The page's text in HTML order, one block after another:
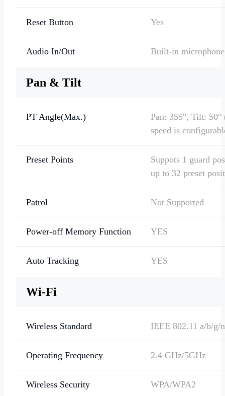
Reset Button Yes
Audio In/Out
Built-in
Pan & Tilt
PT Angle(Max.)
Pan: 355°, Tilt: 50°
speed is
Preset Points
Suppots 1 guard
up to 32 preset
Patrol Not Supported
Power-off Memory Function YES
Auto Tracking YES
Wi-Fi
Wireless Standard IEEE 802.11 a/b/g/n
Operating Frequency 2.4 GHz/5GHz
Wireless Security WPA/WPA2